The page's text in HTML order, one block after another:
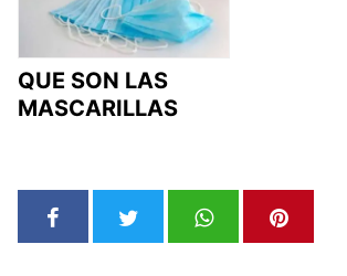
QUE SON LAS
MASCARILLAS